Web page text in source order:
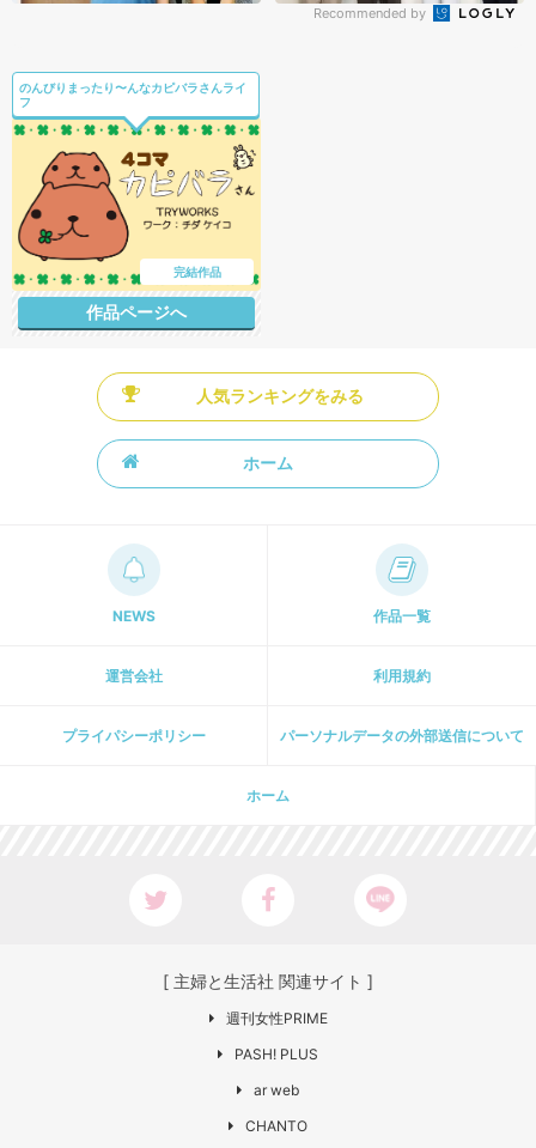
Recommended by
のんびりまったり〜んなカピバラさんライ
フ
完結作品
作品ページへ
人気ランキングをみる
ホーム
NEWS 作品一覧
運営会社 利用規約
プライパシーポリシー パーソナルデータの外部送信について
ホーム
[ 主婦と生活社 関連サイト ]
週刊女性PRIME
PASH! PLUS
ar web
CHANTO